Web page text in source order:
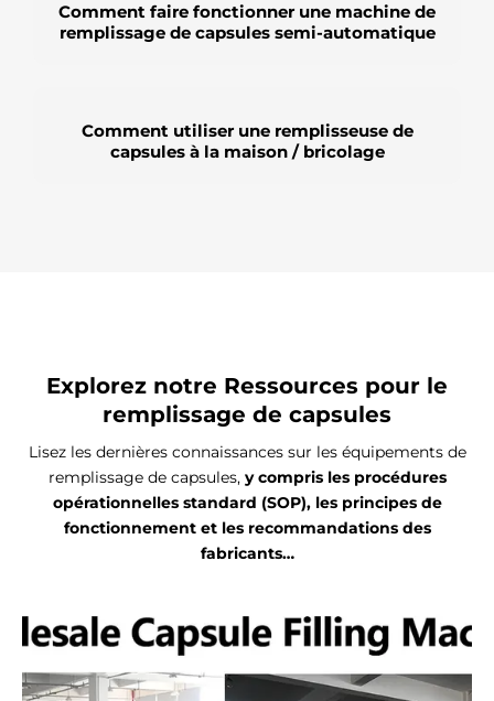
Comment faire fonctionner une machine de
remplissage de capsules semi-automatique
Comment utiliser une remplisseuse de
capsules à la maison / bricolage
Explorez notre Ressources pour le
remplissage de capsules
Lisez les dernières connaissances sur les équipements de
remplissage de capsules, y compris les procédures
opérationnelles standard (SOP), les principes de
fonctionnement et les recommandations des
fabricants…